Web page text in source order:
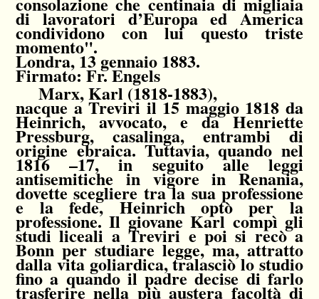
di lavoratori d’Europa ed America
condividono con lui questo triste
momento".
Londra, 13 gennaio 1883.
Firmato: Fr. Engels
Marx, Karl (1818-1883),
nacque a Treviri il 15 maggio 1818 da
Heinrich, avvocato, e da Henriette
Pressburg, casalinga, entrambi di
origine ebraica. Tuttavia, quando nel
1816 –17, in seguito alle leggi
antisemitiche in vigore in Renania,
dovette scegliere tra la sua professione
e la fede, Heinrich optò per la
professione. Il giovane Karl compì gli
studi liceali a Treviri e poi si recò a
Bonn per studiare legge, ma, attratto
dalla vita goliardica, tralasciò lo studio
fino a quando il padre decise di farlo
trasferire nella più austera facoltà di